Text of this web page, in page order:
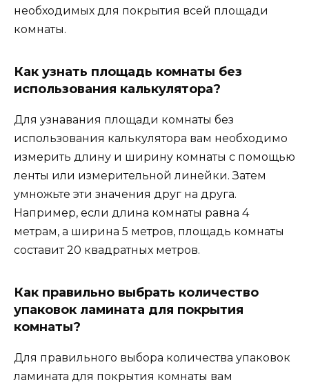
необходимых для покрытия всей площади
комнаты.
Как узнать площадь комнаты без
использования калькулятора?
Для узнавания площади комнаты без
использования калькулятора вам необходимо
измерить длину и ширину комнаты с помощью
ленты или измерительной линейки. Затем
умножьте эти значения друг на друга.
Например, если длина комнаты равна 4
метрам, а ширина 5 метров, площадь комнаты
составит 20 квадратных метров.
Как правильно выбрать количество
упаковок ламината для покрытия
комнаты?
Для правильного выбора количества упаковок
ламината для покрытия комнаты вам